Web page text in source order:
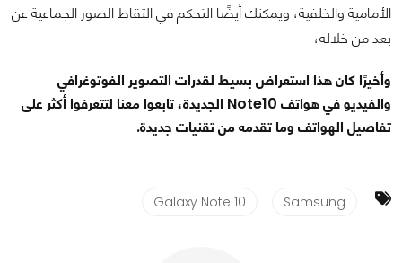
الأمامية والخلفية، ويمكنك أيضًا التحكم في التقاط الصور الجماعية عن
بعد من خلاله،
وأخيرًا كان هذا استعراض بسيط لقدرات التصوير الفوتوغرافي
والفيديو في هواتف Note10 الجديدة، تابعوا معنا لتتعرفوا أكثر على
تفاصيل الهواتف وما تقدمه من تقنيات جديدة.
Samsung
Galaxy Note 10